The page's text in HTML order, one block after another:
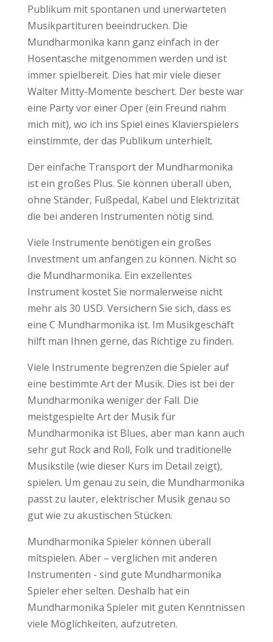
Publikum mit spontanen und unerwarteten
Musikpartituren beeindrucken. Die
Mundharmonika kann ganz einfach in der
Hosentasche mitgenommen werden und ist
immer spielbereit. Dies hat mir viele dieser
Walter Mitty-Momente beschert. Der beste war
eine Party vor einer Oper (ein Freund nahm
mich mit), wo ich ins Spiel eines Klavierspielers
einstimmte, der das Publikum unterhielt.
Der einfache Transport der Mundharmonika
ist ein großes Plus. Sie können überall üben,
ohne Ständer, Fußpedal, Kabel und Elektrizität
die bei anderen Instrumenten nötig sind.
Viele Instrumente benötigen ein großes
Investment um anfangen zu können. Nicht so
die Mundharmonika. Ein exzellentes
Instrument kostet Sie normalerweise nicht
mehr als 30 USD. Versichern Sie sich, dass es
eine C Mundharmonika ist. Im Musikgeschäft
hilft man Ihnen gerne, das Richtige zu finden.
Viele Instrumente begrenzen die Spieler auf
eine bestimmte Art der Musik. Dies ist bei der
Mundharmonika weniger der Fall. Die
meistgespielte Art der Musik für
Mundharmonika ist Blues, aber man kann auch
sehr gut Rock and Roll, Folk und traditionelle
Musikstile (wie dieser Kurs im Detail zeigt),
spielen. Um genau zu sein, die Mundharmonika
passt zu lauter, elektrischer Musik genau so
gut wie zu akustischen Stücken.
Mundharmonika Spieler können überall
mitspielen. Aber – verglichen mit anderen
Instrumenten - sind gute Mundharmonika
Spieler eher selten. Deshalb hat ein
Mundharmonika Spieler mit guten Kenntnissen
viele Möglichkeiten, aufzutreten.